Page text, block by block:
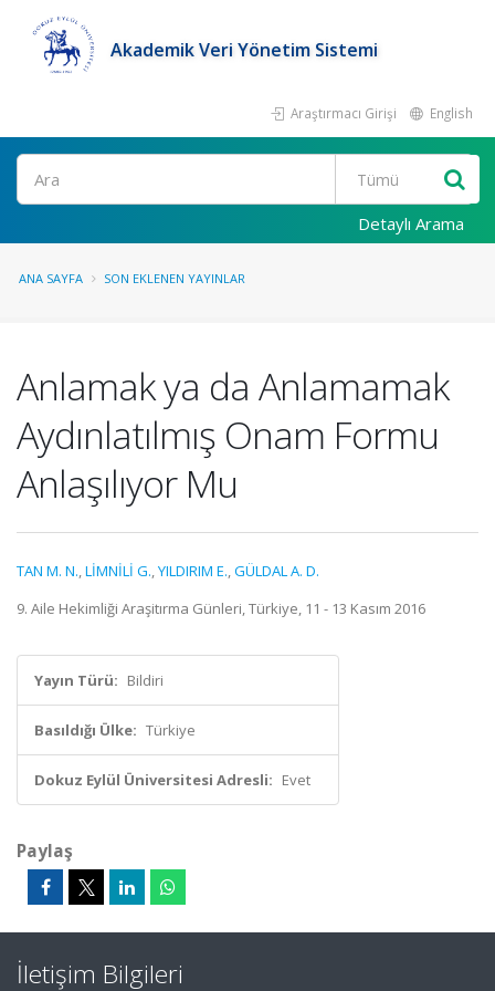
Akademik Veri Yönetim Sistemi
Araştırmacı Girişi English
Ara
Detaylı Arama
ANA SAYFA SON EKLENEN YAYINLAR
Anlamak ya da Anlamamak
Aydınlatılmış Onam Formu
Anlaşılıyor Mu
TAN M. N.,LİMNİLİ G.,YILDIRIM E.,GÜLDAL A. D.
9. Aile Hekimliği Araşitırma Günleri, Türkiye, 11 - 13 Kasım 2016
Yayın Türü: Bildiri
Basıldığı Ülke: Türkiye
Dokuz Eylül Üniversitesi Adresli: Evet
Paylaş
İletişim Bilgileri